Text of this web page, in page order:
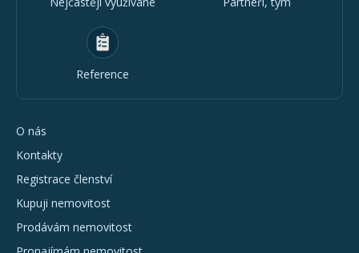
Reference
O nás
Kontakty
Registrace členství
Kupuji nemovitost
Prodávám nemovitost